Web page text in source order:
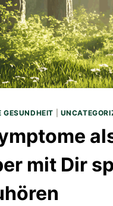
GESUNDHEIT
mit Dir